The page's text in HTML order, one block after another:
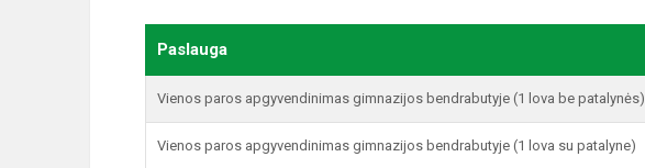
Paslauga
Vienos paros apgyvendinimas gimnazijos bendrabutyje (1 lova be patalynės)
Vienos paros apgyvendinimas gimnazijos bendrabutyje (1 lova su patalyne)